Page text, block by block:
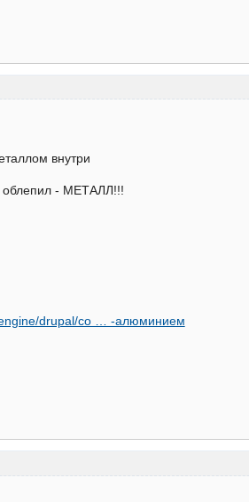
внутри
облепил - МЕТАЛЛ!!!
drupal/co … -алюминием